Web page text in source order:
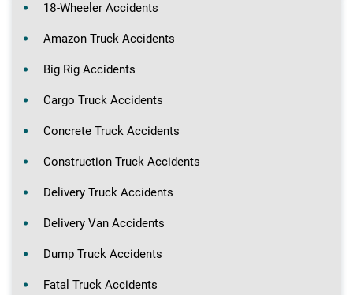
18-Wheeler Accidents
Amazon Truck Accidents
Big Rig Accidents
Cargo Truck Accidents
Concrete Truck Accidents
Construction Truck Accidents
Delivery Truck Accidents
Delivery Van Accidents
Dump Truck Accidents
Fatal Truck Accidents